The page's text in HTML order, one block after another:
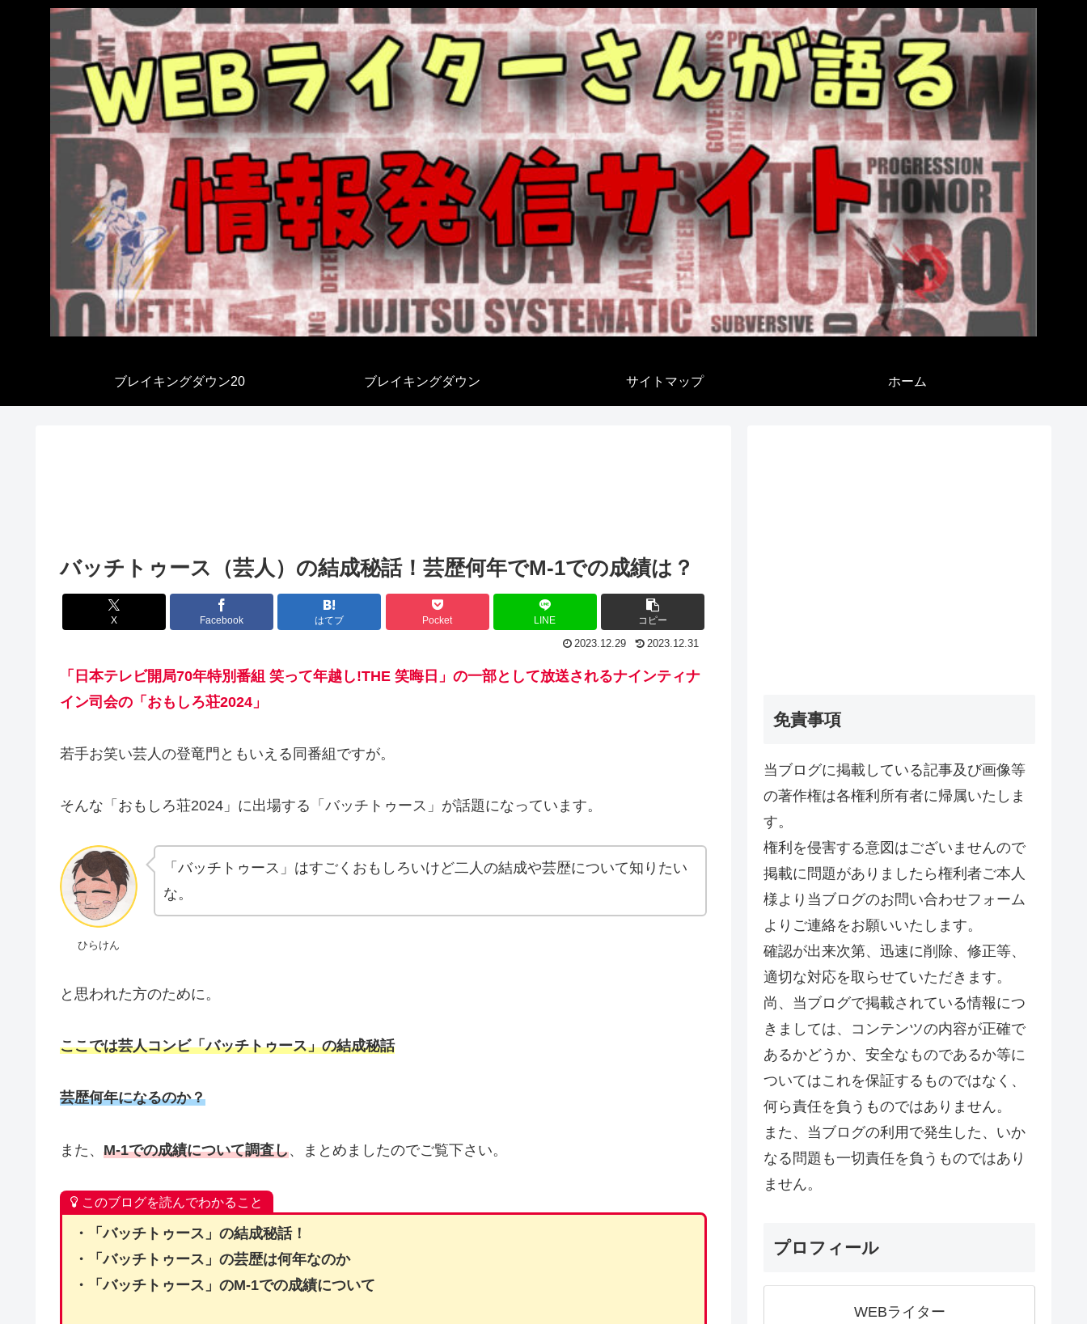
ブレイキングダウン20 ブレイキングダウン サイトマップ ホーム
バッチトゥース（芸人）の結成秘話！芸歴何年でM-1での成績は？
X Facebook はてブ Pocket LINE コピー
2023.12.29 2023.12.31
「日本テレビ開局70年特別番組 笑って年越し!THE 笑晦日」の一部として放送されるナインティナ
イン司会の「おもしろ荘2024」
若手お笑い芸人の登竜門ともいえる同番組ですが。
そんな「おもしろ荘2024」に出場する「バッチトゥース」が話題になっています。
ひらけん
「バッチトゥース」はすごくおもしろいけど二人の結成や芸歴について知りたい
な。
と思われた方のために。
ここでは芸人コンビ「バッチトゥース」の結成秘話
芸歴何年になるのか？
また、 M-1での成績について調査し、まとめましたのでご覧下さい。
このブログを読んでわかること
・「バッチトゥース」の結成秘話！
・「バッチトゥース」の芸歴は何年なのか
・「バッチトゥース」のM-1での成績について
免責事項
当ブログに掲載している記事及び画像等
の著作権は各権利所有者に帰属いたしま
す。
権利を侵害する意図はございませんので
掲載に問題がありましたら権利者ご本人
様より当ブログのお問い合わせフォーム
よりご連絡をお願いいたします。
確認が出来次第、迅速に削除、修正等、
適切な対応を取らせていただきます。
尚、当ブログで掲載されている情報につ
きましては、コンテンツの内容が正確で
あるかどうか、安全なものであるか等に
ついてはこれを保証するものではなく、
何ら責任を負うものではありません。
また、当ブログの利用で発生した、いか
なる問題も一切責任を負うものではあり
ません。
プロフィール
WEBライター